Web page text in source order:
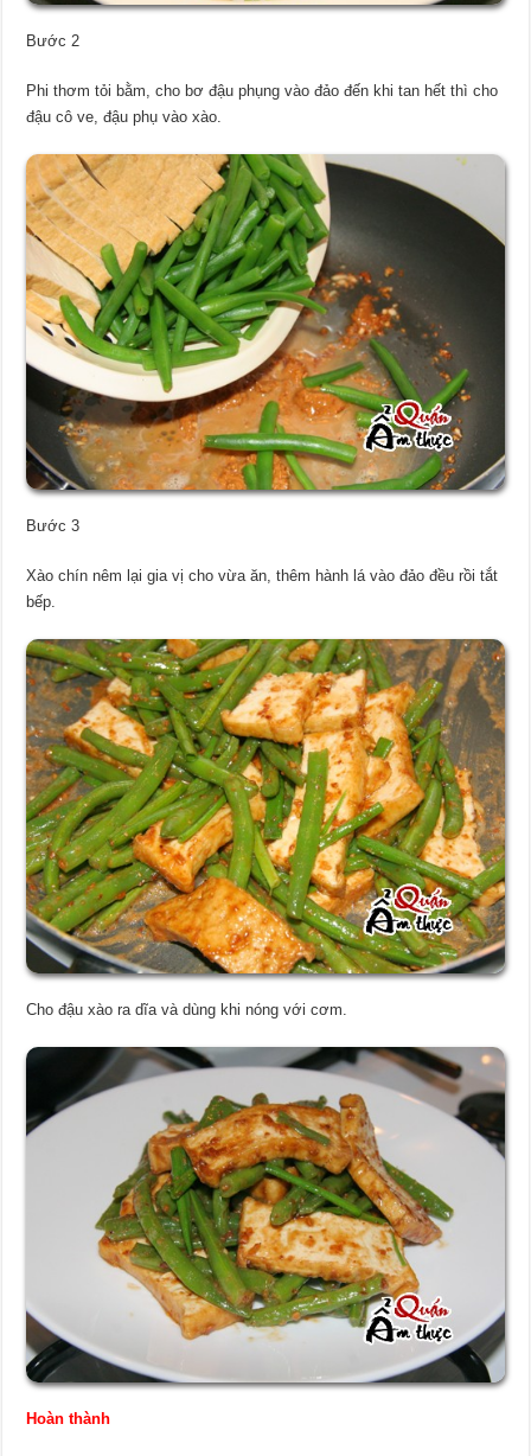
Bước 2
Phi thơm tỏi bằm, cho bơ đậu phụng vào đảo đến khi tan hết thì cho
đậu cô ve, đậu phụ vào xào.
Bước 3
Xào chín nêm lại gia vị cho vừa ăn, thêm hành lá vào đảo đều rồi tắt
bếp.
Cho đậu xào ra dĩa và dùng khi nóng với cơm.
Hoàn thành